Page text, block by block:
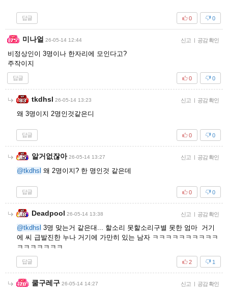
답글 0
0
미나얼 26-05-14 12:44 신고 | 공감 확인
비정상인이 3명이나 한자리에 모인다고?
주작이지
답글 0
0
tkdhsl 26-05-14 13:23 신고 | 공감 확인
왜 3명이지 2명인것같은디
답글 0
0
알거없잖아 26-05-14 13:27 신고 | 공감 확인
@tkdhsl 왜 2명이지? 한 명인것 같은데
답글 0
0
Deadpool 26-05-14 13:38 신고 | 공감 확인
@tkdhsl 3명 맞는거 같은대... 할소리 못할소리구별 못한 엄마 거기
에 씨 급발진한 누나 거기에 가만히 있는 남자 ㅋㅋㅋㅋㅋㅋㅋㅋㅋㅋ
ㅋㅋㅋㅋㅋㅋㅋ
답글 1
2
쿨구레구 26-05-14 14:27 신고 | 공감 확인